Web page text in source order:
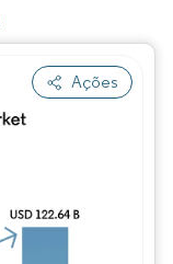
Ações